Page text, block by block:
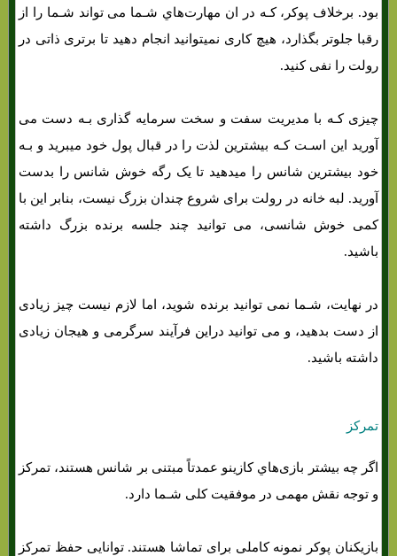
بود. برخلاف پوکر، کـه در ان مهارت‌هاي‌ شـما می تواند شـما را از
رقبا جلوتر بگذارد، هیچ کاری نمیتوانید انجام دهید تا برتری ذاتی در
رولت را نفی کنید.
چیزی کـه با مدیریت سفت و سخت سرمایه گذاری بـه دست می
آورید این اسـت کـه بیشترین لذت را در قبال پول خود میبرید و بـه
خود بیشترین شانس را میدهید تا یک رگه خوش شانس را بدست
آورید. لبه خانه در رولت برای شروع چندان بزرگ نیست، بنابر این با
کمی خوش شانسی، می توانید چند جلسه برنده بزرگ داشته
باشید.
در نهایت، شـما نمی توانید برنده شوید، اما لازم نیست چیز زیادی
از دست بدهید، و می توانید دراین فرآیند سرگرمی و هیجان زیادی
داشته باشید.
تمرکز
اگر چه بیشتر بازی‌هاي‌ کازینو عمدتاً مبتنی بر شانس هستند، تمرکز
و توجه نقش مهمی در موفقیت کلی شـما دارد.
بازیکنان پوکر نمونه کاملی برای تماشا هستند. توانایی حفظ تمرکز